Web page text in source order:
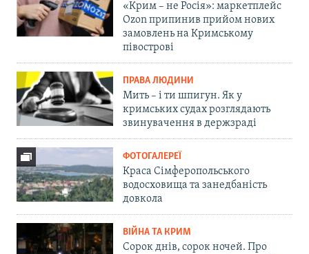
«Крим – не Росія»: маркетплейс
Ozon припинив прийом нових
замовлень на Кримському
півострові
ПРАВА ЛЮДИНИ
Мить – і ти шпигун. Як у
кримських судах розглядають
звинувачення в держзраді
ФОТОГАЛЕРЕЇ
Краса Сімферопольського
водосховища та занедбаність
довкола
ВІЙНА ТА КРИМ
Сорок днів, сорок ночей. Про